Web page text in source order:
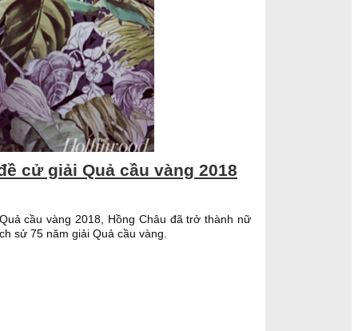
cử giải Quả cầu vàng 2018
cầu vàng 2018, Hồng Châu đã trở thành nữ
sử 75 năm giải Quả cầu vàng.